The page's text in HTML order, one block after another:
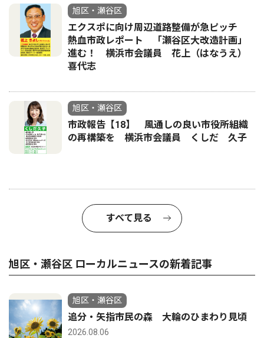
旭区・瀬谷区
エクスポに向け周辺道路整備が急ピッチ
熱血市政レポート 「瀬谷区大改造計画」
進む！ 横浜市会議員 花上（はなうえ）
喜代志
旭区・瀬谷区
市政報告【18】 風通しの良い市役所組織
の再構築を 横浜市会議員 くしだ 久子
すべて見る
旭区・瀬谷区 ローカルニュースの新着記事
旭区・瀬谷区
追分・矢指市民の森 大輪のひまわり見頃
2026.08.06